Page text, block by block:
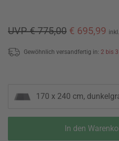
UVP € 775,00 € 695,99
Gewöhnlich versandfertig in: 2 bis
170 x 240 cm,
In den